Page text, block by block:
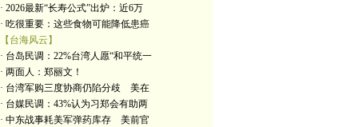
· 2026最新“长寿公式”出炉：近6万
· 吃很重要：这些食物可能降低患癌
【台海风云】
· 台岛民调：22%台湾人愿“和平统一
· 两面人：郑丽文！
· 台湾军购三度协商仍陷分歧 美在
· 台媒民调：43%认为习郑会有助两
· 中东战事耗美军弹药库存 美前官